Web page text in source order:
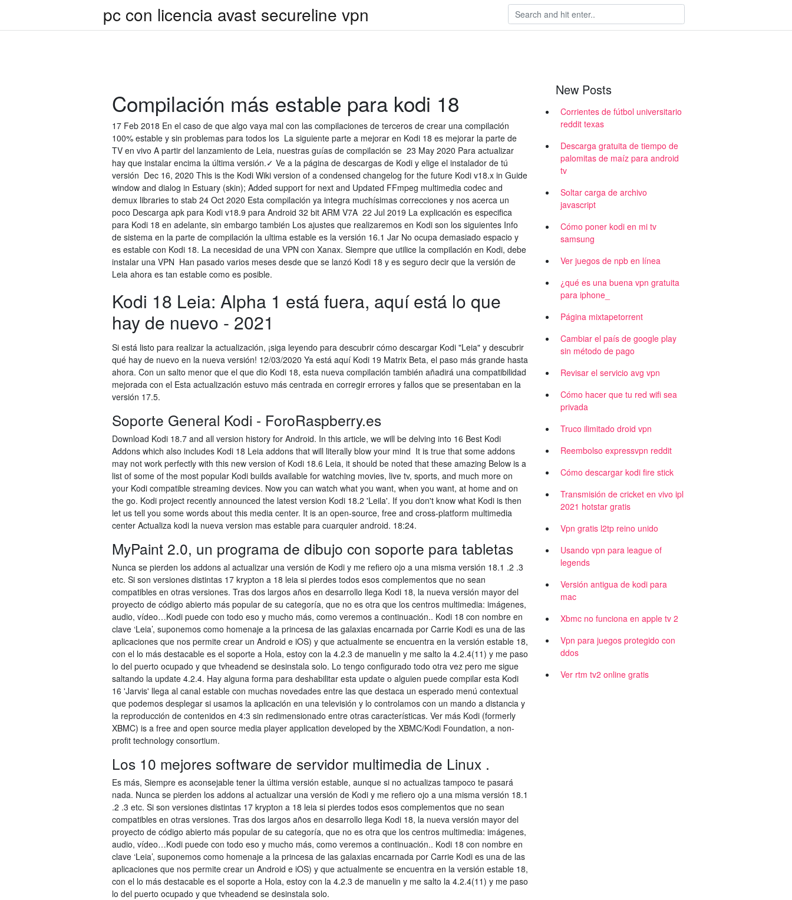
pc con licencia avast secureline vpn
Compilación más estable para kodi 18
17 Feb 2018 En el caso de que algo vaya mal con las compilaciones de terceros de crear una compilación
100% estable y sin problemas para todos los La siguiente parte a mejorar en Kodi 18 es mejorar la parte de
TV en vivo A partir del lanzamiento de Leia, nuestras guías de compilación se 23 May 2020 Para actualizar
hay que instalar encima la última versión.✓ Ve a la página de descargas de Kodi y elige el instalador de tú
versión Dec 16, 2020 This is the Kodi Wiki version of a condensed changelog for the future Kodi v18.x in Guide
window and dialog in Estuary (skin); Added support for next and Updated FFmpeg multimedia codec and
demux libraries to stab 24 Oct 2020 Esta compilación ya integra muchísimas correcciones y nos acerca un
poco Descarga apk para Kodi v18.9 para Android 32 bit ARM V7A 22 Jul 2019 La explicación es especifica
para Kodi 18 en adelante, sin embargo también Los ajustes que realizaremos en Kodi son los siguientes Info
de sistema en la parte de compilación la ultima estable es la versión 16.1 Jar No ocupa demasiado espacio y
es estable con Kodi 18. La necesidad de una VPN con Xanax. Siempre que utilice la compilación en Kodi, debe
instalar una VPN Han pasado varios meses desde que se lanzó Kodi 18 y es seguro decir que la versión de
Leia ahora es tan estable como es posible.
Kodi 18 Leia: Alpha 1 está fuera, aquí está lo que
hay de nuevo - 2021
Si está listo para realizar la actualización, ¡siga leyendo para descubrir cómo descargar Kodi "Leia" y descubrir
qué hay de nuevo en la nueva versión! 12/03/2020 Ya está aquí Kodi 19 Matrix Beta, el paso más grande hasta
ahora. Con un salto menor que el que dio Kodi 18, esta nueva compilación también añadirá una compatibilidad
mejorada con el Esta actualización estuvo más centrada en corregir errores y fallos que se presentaban en la
versión 17.5.
Soporte General Kodi - ForoRaspberry.es
Download Kodi 18.7 and all version history for Android. In this article, we will be delving into 16 Best Kodi
Addons which also includes Kodi 18 Leia addons that will literally blow your mind It is true that some addons
may not work perfectly with this new version of Kodi 18.6 Leia, it should be noted that these amazing Below is a
list of some of the most popular Kodi builds available for watching movies, live tv, sports, and much more on
your Kodi compatible streaming devices. Now you can watch what you want, when you want, at home and on
the go. Kodi project recently announced the latest version Kodi 18.2 'Leila'. If you don't know what Kodi is then
let us tell you some words about this media center. It is an open-source, free and cross-platform multimedia
center Actualiza kodi la nueva version mas estable para cuarquier android. 18:24.
MyPaint 2.0, un programa de dibujo con soporte para tabletas
Nunca se pierden los addons al actualizar una versión de Kodi y me refiero ojo a una misma versión 18.1 .2 .3
etc. Si son versiones distintas 17 krypton a 18 leia si pierdes todos esos complementos que no sean
compatibles en otras versiones. Tras dos largos años en desarrollo llega Kodi 18, la nueva versión mayor del
proyecto de código abierto más popular de su categoría, que no es otra que los centros multimedia: imágenes,
audio, vídeo…Kodi puede con todo eso y mucho más, como veremos a continuación.. Kodi 18 con nombre en
clave ‘Leia’, suponemos como homenaje a la princesa de las galaxias encarnada por Carrie Kodi es una de las
aplicaciones que nos permite crear un Android e iOS) y que actualmente se encuentra en la versión estable 18,
con el lo más destacable es el soporte a Hola, estoy con la 4.2.3 de manuelin y me salto la 4.2.4(11) y me paso
lo del puerto ocupado y que tvheadend se desinstala solo. Lo tengo configurado todo otra vez pero me sigue
saltando la update 4.2.4. Hay alguna forma para deshabilitar esta update o alguien puede compilar esta Kodi
16 'Jarvis' llega al canal estable con muchas novedades entre las que destaca un esperado menú contextual
que podemos desplegar si usamos la aplicación en una televisión y lo controlamos con un mando a distancia y
la reproducción de contenidos en 4:3 sin redimensionado entre otras características. Ver más Kodi (formerly
XBMC) is a free and open source media player application developed by the XBMC/Kodi Foundation, a non-
profit technology consortium.
Los 10 mejores software de servidor multimedia de Linux .
Es más, Siempre es aconsejable tener la última versión estable, aunque si no actualizas tampoco te pasará
nada. Nunca se pierden los addons al actualizar una versión de Kodi y me refiero ojo a una misma versión 18.1
.2 .3 etc. Si son versiones distintas 17 krypton a 18 leia si pierdes todos esos complementos que no sean
compatibles en otras versiones. Tras dos largos años en desarrollo llega Kodi 18, la nueva versión mayor del
proyecto de código abierto más popular de su categoría, que no es otra que los centros multimedia: imágenes,
audio, vídeo…Kodi puede con todo eso y mucho más, como veremos a continuación.. Kodi 18 con nombre en
clave ‘Leia’, suponemos como homenaje a la princesa de las galaxias encarnada por Carrie Kodi es una de las
aplicaciones que nos permite crear un Android e iOS) y que actualmente se encuentra en la versión estable 18,
con el lo más destacable es el soporte a Hola, estoy con la 4.2.3 de manuelin y me salto la 4.2.4(11) y me paso
lo del puerto ocupado y que tvheadend se desinstala solo.
New Posts
Corrientes de fútbol universitario
reddit texas
Descarga gratuita de tiempo de
palomitas de maíz para android
tv
Soltar carga de archivo
javascript
Cómo poner kodi en mi tv
samsung
Ver juegos de npb en línea
¿qué es una buena vpn gratuita
para iphone_
Página mixtapetorrent
Cambiar el país de google play
sin método de pago
Revisar el servicio avg vpn
Cómo hacer que tu red wifi sea
privada
Truco ilimitado droid vpn
Reembolso expressvpn reddit
Cómo descargar kodi fire stick
Transmisión de cricket en vivo ipl
2021 hotstar gratis
Vpn gratis l2tp reino unido
Usando vpn para league of
legends
Versión antigua de kodi para
mac
Xbmc no funciona en apple tv 2
Vpn para juegos protegido con
ddos
Ver rtm tv2 online gratis